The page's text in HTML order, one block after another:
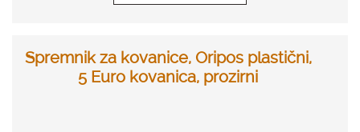
Spremnik za kovanice, Oripos plastični,
5 Euro kovanica, prozirni